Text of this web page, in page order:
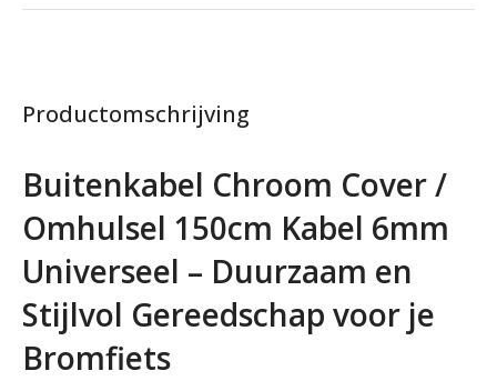
Productomschrijving
Buitenkabel Chroom Cover /
Omhulsel 150cm Kabel 6mm
Universeel – Duurzaam en
Stijlvol Gereedschap voor je
Bromfiets